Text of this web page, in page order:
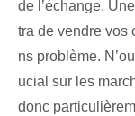
de l’échange.
tra de vendre vos
ns problème.
ucial sur les
donc